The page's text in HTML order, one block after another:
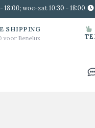
18:00; woe-zat 10:30 - 18:00
SHIPPING
voor Benelux